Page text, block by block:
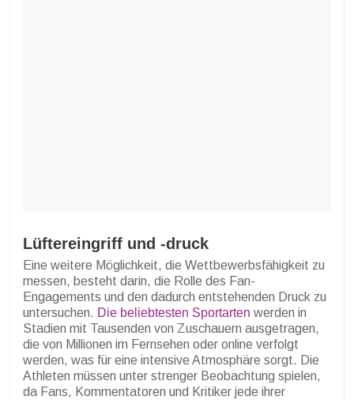
Lüftereingriff und -druck
Eine weitere Möglichkeit, die Wettbewerbsfähigkeit zu
messen, besteht darin, die Rolle des Fan-
Engagements und den dadurch entstehenden Druck zu
untersuchen. Die beliebtesten Sportarten werden in
Stadien mit Tausenden von Zuschauern ausgetragen,
die von Millionen im Fernsehen oder online verfolgt
werden, was für eine intensive Atmosphäre sorgt. Die
Athleten müssen unter strenger Beobachtung spielen,
da Fans, Kommentatoren und Kritiker jede ihrer